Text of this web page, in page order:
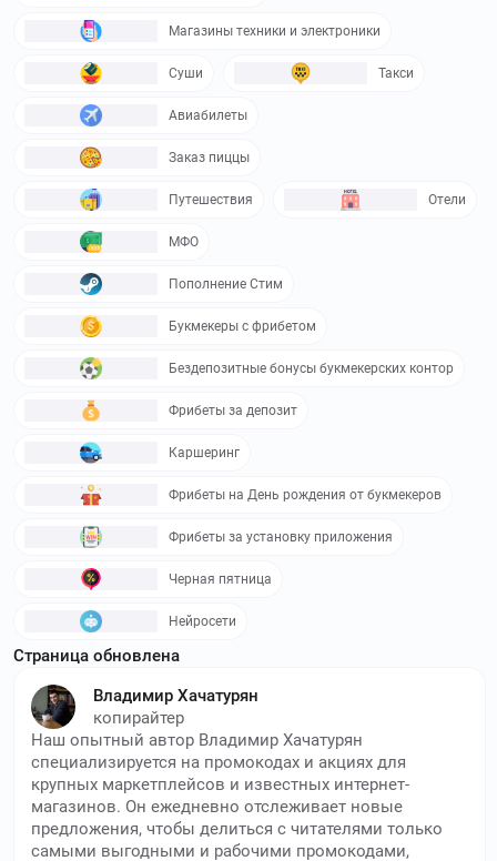
Магазины техники и электроники
Суши Такси
Авиабилеты
Заказ пиццы
Путешествия Отели
МФО
Пополнение Стим
Букмекеры с фрибетом
Бездепозитные бонусы букмекерских контор
Фрибеты за депозит
Каршеринг
Фрибеты на День рождения от букмекеров
Фрибеты за установку приложения
Черная пятница
Нейросети
Страница обновлена
Владимир Хачатурян
копирайтер
Наш опытный автор Владимир Хачатурян
специализируется на промокодах и акциях для
крупных маркетплейсов и известных интернет-
магазинов. Он ежедневно отслеживает новые
предложения, чтобы делиться с читателями только
самыми выгодными и рабочими промокодами,